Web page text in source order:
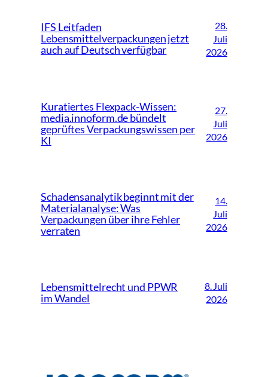
IFS Leitfaden
Lebensmittelverpackungen jetzt
auch auf Deutsch verfügbar
28.
Juli
2026
Kuratiertes Flexpack-Wissen:
media.innoform.de bündelt
geprüftes Verpackungswissen per
KI
27.
Juli
2026
Schadensanalytik beginnt mit der
Materialanalyse: Was
Verpackungen über ihre Fehler
verraten
14.
Juli
2026
Lebensmittelrecht und PPWR
im Wandel
8. Juli
2026